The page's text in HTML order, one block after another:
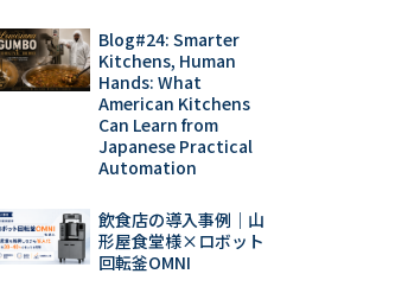
Blog#24: Smarter
Kitchens, Human
Hands: What
American Kitchens
Can Learn from
Japanese Practical
Automation
飲食店の導入事例｜山
形屋食堂様×ロボット
回転釜OMNI